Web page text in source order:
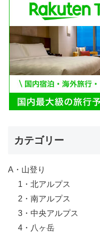
カテゴリー
A・山登り
1・北アルプス
2・南アルプス
3・中央アルプス
4・八ヶ岳